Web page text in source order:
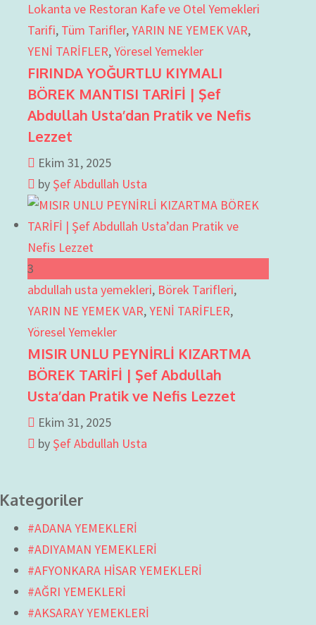
Lokanta ve Restoran Kafe ve Otel Yemekleri
Tarifi, Tüm Tarifler,YARIN NE YEMEK VAR,
YENİ TARİFLER,Yöresel Yemekler
FIRINDA YOĞURTLU KIYMALI
BÖREK MANTISI TARİFİ | Şef
Abdullah Usta’dan Pratik ve Nefis
Lezzet
Ekim 31, 2025
by Şef Abdullah Usta
3
abdullah usta yemekleri, Börek Tarifleri,
YARIN NE YEMEK VAR,YENİ TARİFLER,
Yöresel Yemekler
MISIR UNLU PEYNİRLİ KIZARTMA
BÖREK TARİFİ | Şef Abdullah
Usta’dan Pratik ve Nefis Lezzet
Ekim 31, 2025
by Şef Abdullah Usta
Kategoriler
#ADANA YEMEKLERİ
#ADIYAMAN YEMEKLERİ
#AFYONKARA HİSAR YEMEKLERİ
#AĞRI YEMEKLERİ
#AKSARAY YEMEKLERİ